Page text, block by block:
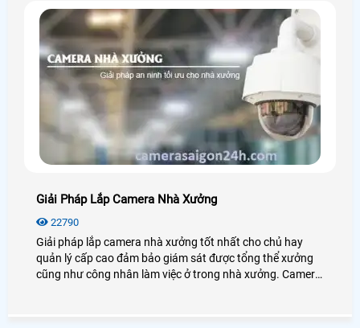
Giải Pháp Lắp Camera Nhà Xưởng
22790
Giải pháp lắp camera nhà xưởng tốt nhất cho chủ hay
quản lý cấp cao đảm bảo giám sát được tổng thể xưởng
cũng như công nhân làm việc ở trong nhà xưởng. Camera